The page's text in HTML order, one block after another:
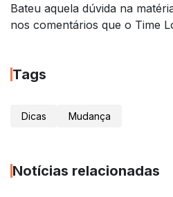
Bateu aquela dúvida na
nos comentários que o Time
Tags
Dicas Mudança
Notícias relacionadas